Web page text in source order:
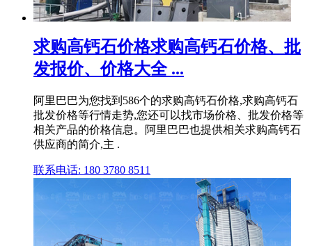
求购高钙石价格求购高钙石价格、批
发报价、价格大全 ...
阿里巴巴为您找到586个的求购高钙石价格,求购高钙石
批发价格等行情走势,您还可以找市场价格、批发价格等
相关产品的价格信息。阿里巴巴也提供相关求购高钙石
供应商的简介,主 .
联系电话: 180 3780 8511